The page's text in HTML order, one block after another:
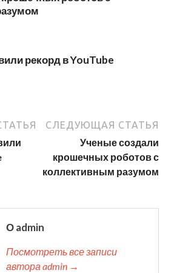
рекорд в YouTube
СЛЕДУЮЩАЯ СТАТЬЯ
Ученые создали
крошечных роботов с
коллективным разумом
О admin
Посмотреть все записи
автора admin →